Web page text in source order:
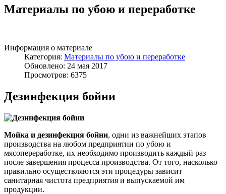
Материалы по убою и переработке
Информация о материале
Категория: Материалы по убою и переработке
Обновлено: 24 мая 2017
Просмотров: 6375
Дезинфекция бойни
Мойка и дезинфекция бойни, одни из важнейших этапов
производства на любом предприятии по убою и
мясопереработке, их необходимо производить каждый раз
после завершения процесса производства. От того, насколько
правильно осуществляются эти процедуры зависит
санитарная чистота предприятия и выпускаемой им
продукции.